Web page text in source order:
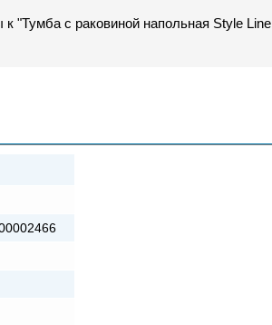
"Тумба с раковиной напольная Style Line